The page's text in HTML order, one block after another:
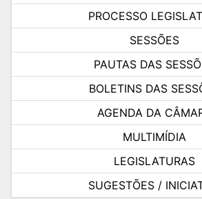
PROCESSO
SESSÕES
PAUTAS DAS
BOLETINS DAS
AGENDA DA
MULTIMÍDIA
LEGISLATURAS
SUGESTÕES /